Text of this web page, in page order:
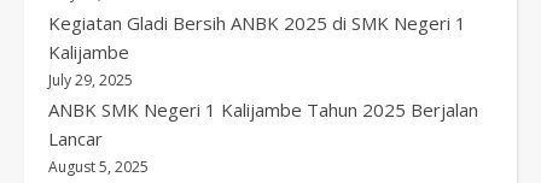
Kegiatan Gladi Bersih ANBK 2025 di SMK Negeri 1
Kalijambe
July 29, 2025
ANBK SMK Negeri 1 Kalijambe Tahun 2025 Berjalan
Lancar
August 5, 2025